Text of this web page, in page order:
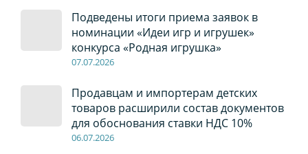
Подведены итоги приема заявок в
номинации «Идеи игр и игрушек»
конкурса «Родная игрушка»
07.07.2026
Продавцам и импортерам детских
товаров расширили состав документов
для обоснования ставки НДС 10%
06.07.2026